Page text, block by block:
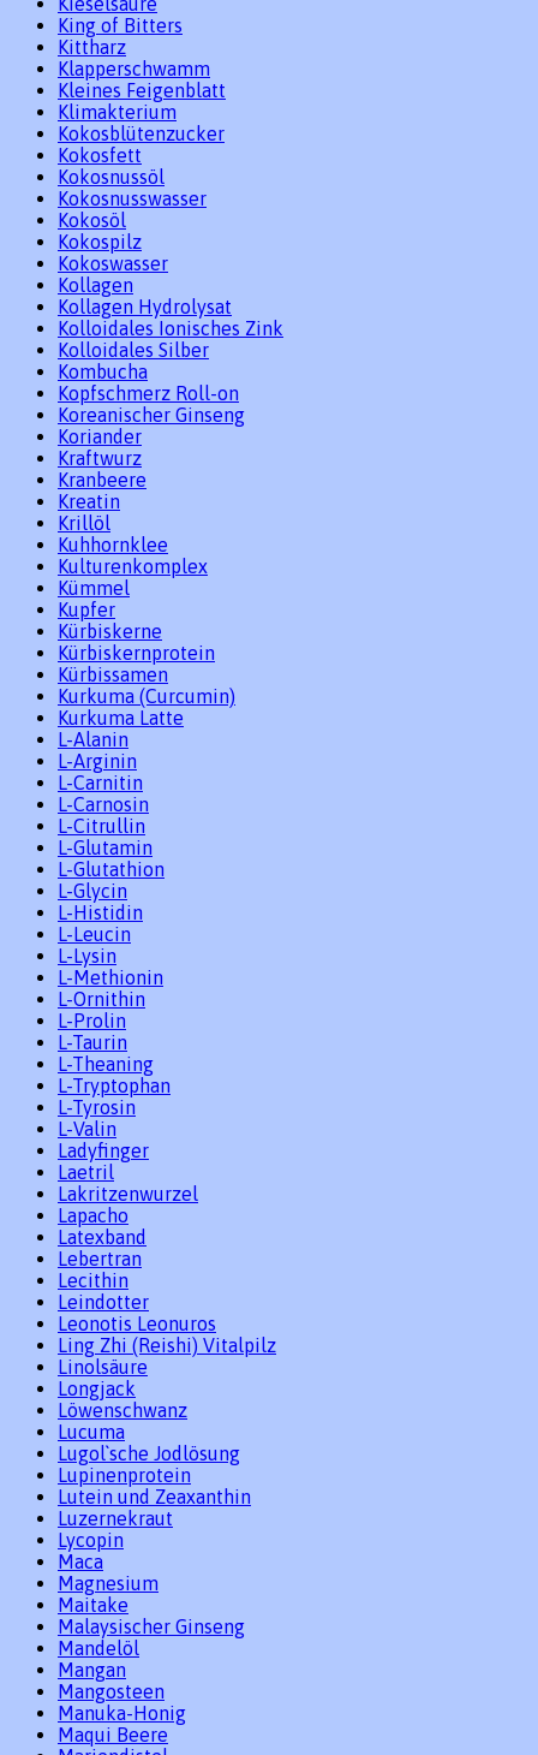
King of Bitters
Kittharz
Klapperschwamm
Kleines Feigenblatt
Klimakterium
Kokosblütenzucker
Kokosfett
Kokosnussöl
Kokosnusswasser
Kokosöl
Kokospilz
Kokoswasser
Kollagen
Kollagen Hydrolysat
Kolloidales Ionisches Zink
Kolloidales Silber
Kombucha
Kopfschmerz Roll-on
Koreanischer Ginseng
Koriander
Kraftwurz
Kranbeere
Kreatin
Krillöl
Kuhhornklee
Kulturenkomplex
Kümmel
Kupfer
Kürbiskerne
Kürbiskernprotein
Kürbissamen
Kurkuma (Curcumin)
Kurkuma Latte
L-Alanin
L-Arginin
L-Carnitin
L-Carnosin
L-Citrullin
L-Glutamin
L-Glutathion
L-Glycin
L-Histidin
L-Leucin
L-Lysin
L-Methionin
L-Ornithin
L-Prolin
L-Taurin
L-Theaning
L-Tryptophan
L-Tyrosin
L-Valin
Ladyfinger
Laetril
Lakritzenwurzel
Lapacho
Latexband
Lebertran
Lecithin
Leindotter
Leonotis Leonuros
Ling Zhi (Reishi) Vitalpilz
Linolsäure
Longjack
Löwenschwanz
Lucuma
Lugol`sche Jodlösung
Lupinenprotein
Lutein und Zeaxanthin
Luzernekraut
Lycopin
Maca
Magnesium
Maitake
Malaysischer Ginseng
Mandelöl
Mangan
Mangosteen
Manuka-Honig
Maqui Beere